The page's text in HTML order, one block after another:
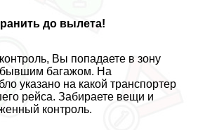
до вылета!
Вы попадаете в зону
багажом. На
указано на какой трaнcпортер
рейса. Забираете вещи и
контроль.